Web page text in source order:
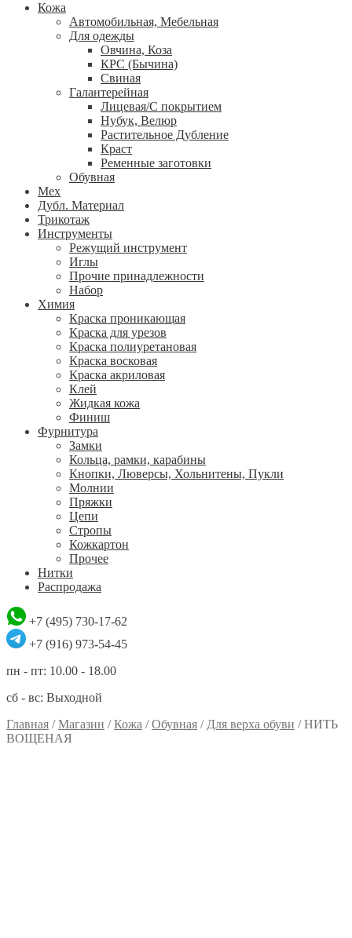
Кожа
Автомобильная, Мебельная
Для одежды
Овчина, Коза
КРС (Бычина)
Свиная
Галантерейная
Лицевая/С покрытием
Нубук, Велюр
Растительное Дубление
Краст
Ременные заготовки
Обувная
Мех
Дубл. Материал
Трикотаж
Инструменты
Режущий инструмент
Иглы
Прочие принадлежности
Набор
Химия
Краска проникающая
Краска для урезов
Краска полиуретановая
Краска восковая
Краска акриловая
Клей
Жидкая кожа
Финиш
Фурнитура
Замки
Кольца, рамки, карабины
Кнопки, Люверсы, Хольнитены, Пукли
Молнии
Пряжки
Цепи
Стропы
Кожкартон
Прочее
Нитки
Распродажа
+7 (495) 730-17-62
+7 (916) 973-54-45
пн - пт: 10.00 - 18.00
сб - вс: Выходной
Главная /Магазин /Кожа /Обувная / Для верха обуви /НИТЬ
ВОЩЕНАЯ